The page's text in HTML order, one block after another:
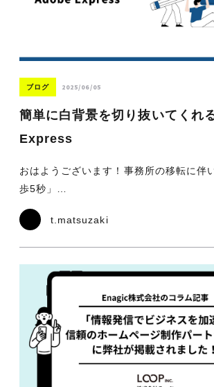
ブログ 2025/06/05
簡単に白背景を切り抜いてくれ
Express
おはようございます！事務所の移転に伴
歩5秒」…
t.matsuzaki